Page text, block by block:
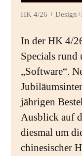
HK 4/26 +
In der HK 4/
Specials rund
„Software“.
jährigen
Ausblick auf
diesmal um
chinesischer